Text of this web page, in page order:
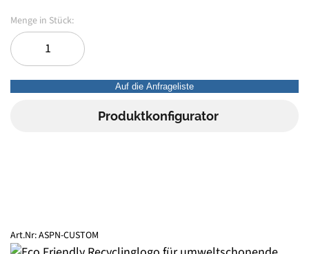
Auf die Anfrageliste
Produktkonfigurator
Abstützplatten mit Neigung
Art.Nr:ASPN-CUSTOM